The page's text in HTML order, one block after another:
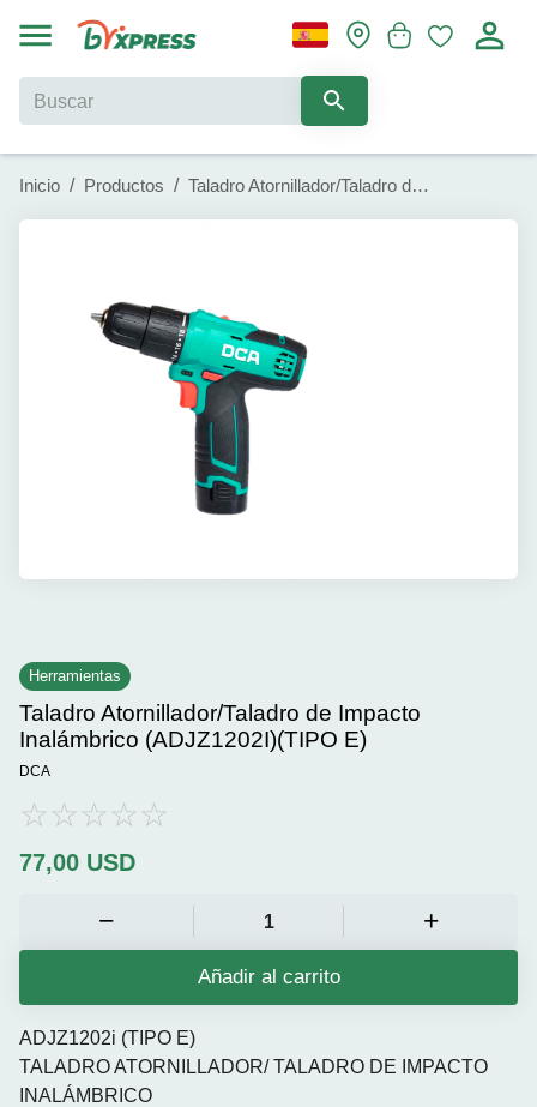
Inicio / Productos / Taladro Atornillador/Taladro de Impacto Inalámbrico (ADJZ1202I)(TIPO E)
Herramientas
Taladro Atornillador/Taladro de Impacto
Inalámbrico (ADJZ1202I)(TIPO E)
DCA
77,00 USD
Añadir al carrito
ADJZ1202i (TIPO E)
TALADRO ATORNILLADOR/ TALADRO DE IMPACTO
INALÁMBRICO